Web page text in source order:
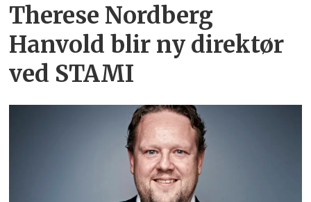
Therese Nordberg
Hanvold blir ny direktør
ved STAMI